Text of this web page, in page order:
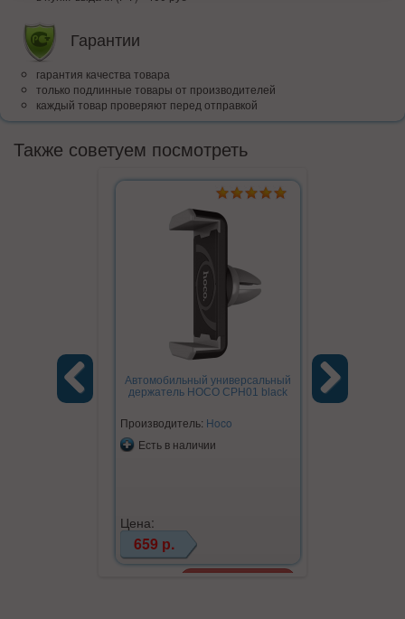
Гарантии
гарантия качества товара
только подлинные товары от производителей
каждый товар проверяют перед отправкой
Также советуем посмотреть
Автомобильный универсальный
держатель HOCO CPH01 black
Производитель: Hoco
Есть в наличии
Цена:
659 р.